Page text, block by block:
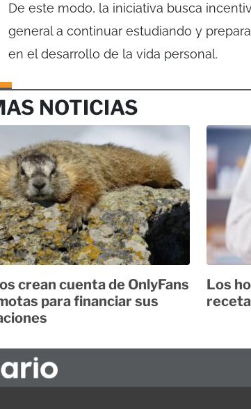
De este modo, la iniciativa busca
general a continuar estudiando y
en el desarrollo de la vida personal.
NOTICIAS
crean cuenta de OnlyFans
para financiar sus
Los